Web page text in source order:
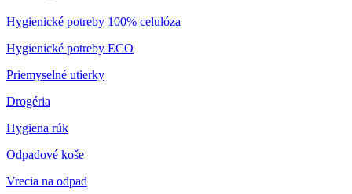
Hygienické potreby 100% celulóza
Hygienické potreby ECO
Priemyselné utierky
Drogéria
Hygiena rúk
Odpadové koše
Vrecia na odpad